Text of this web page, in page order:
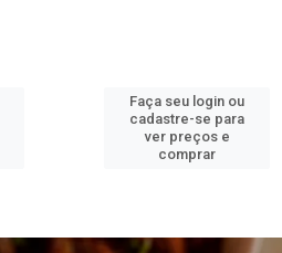
Faça seu login ou
cadastre-se para
ver preços e
comprar